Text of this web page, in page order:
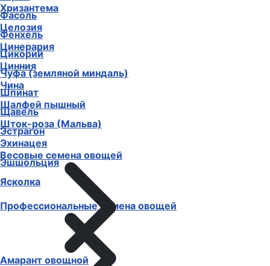
Хризантема
Целозия
Цинерария
Цинния
Чина
Шалфей пышный
Шток-роза (Мальва)
Эхинацея
Эшшольция
Ясколка
Профессиональные семена овощей
Фасоль
Фенхель
Цикорий
Чуфа (земляной миндаль)
Шпинат
Щавель
Эстрагон
Весовые семена овощей
Амарант овощной